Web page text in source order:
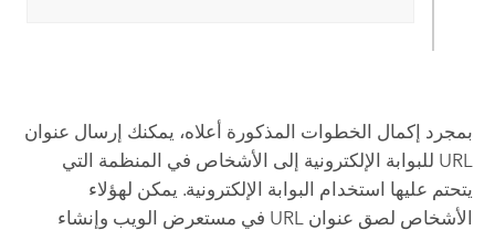
بمجرد إكمال الخطوات المذكورة أعلاه، يمكنك إرسال عنوان
URL للبوابة الإلكترونية إلى الأشخاص في المنظمة التي
يتحتم عليها استخدام البوابة الإلكترونية. يمكن لهؤلاء
الأشخاص لصق عنوان URL في مستعرض الويب وإنشاء